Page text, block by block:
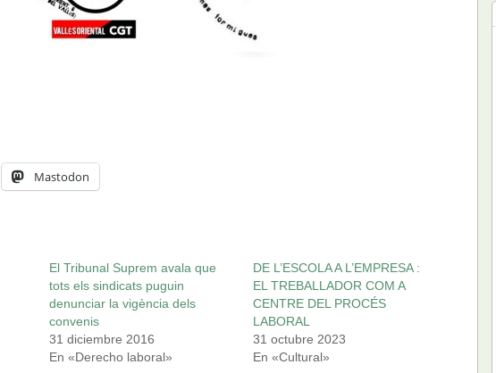
Mastodon
El Tribunal Suprem avala que
tots els sindicats puguin
denunciar la vigència dels
convenis
31 diciembre 2016
En «Derecho laboral»
DE L’ESCOLA A L’EMPRESA :
EL TREBALLADOR COM A
CENTRE DEL PROCÉS
LABORAL
31 octubre 2023
En «Cultural»